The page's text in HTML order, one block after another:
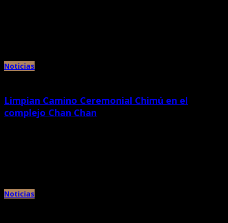
Noticias
Limpian Camino Ceremonial Chimú en el
complejo Chan Chan
Noticias